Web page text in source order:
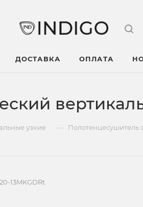
ДОСТАВКА ОПЛАТА
узкие — Полотенцесушитель
13MKGDRt